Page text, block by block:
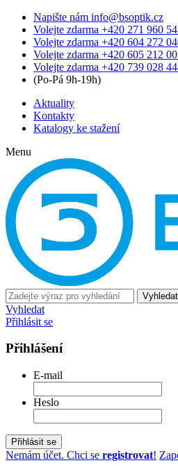
Napište nám info@bsoptik.cz
Volejte zdarma +420 271 960
Volejte zdarma +420 604 272
Volejte zdarma +420 605 212
Volejte zdarma +420 739 028
(Po-Pá 9h-19h)
Aktuality
Kontakty
Katalogy ke stažení
Menu
Vyhledat
Vyhledat
Přihlásit se
Přihlášení
E-mail
Heslo
Přihlásit se
Nemám účet. Chci se registrovat!